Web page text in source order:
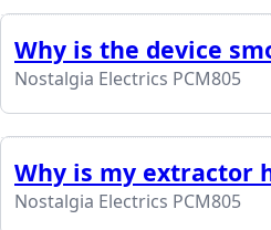
Why is the device
Nostalgia Electrics PCM805
Why is my extractor
Nostalgia Electrics PCM805